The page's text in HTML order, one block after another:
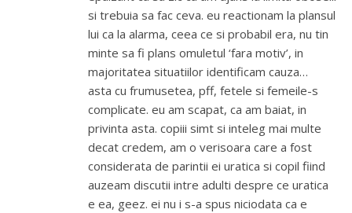
si trebuia sa fac ceva. eu reactionam la plansul
lui ca la alarma, ceea ce si probabil era, nu tin
minte sa fi plans omuletul ‘fara motiv’, in
majoritatea situatiilor identificam cauza…
asta cu frumusetea, pff, fetele si femeile-s
complicate. eu am scapat, ca am baiat, in
privinta asta. copiii simt si inteleg mai multe
decat credem, am o verisoara care a fost
considerata de parintii ei uratica si copil fiind
auzeam discutii intre adulti despre ce uratica
e ea, geez. ei nu i s-a spus niciodata ca e